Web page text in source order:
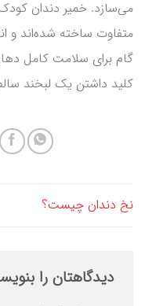
می‌سازد. خمیر دندان کودک
متفاوت ساخته شده‌اند و
گام برای سلامت کامل
کلید داشتن یک لبخند
نخ دندان چیست؟
دیدگاهتان را